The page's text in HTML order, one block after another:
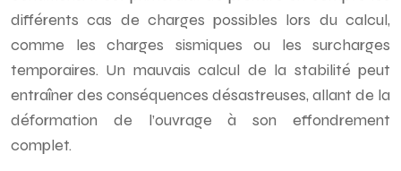
différents cas de charges possibles lors du calcul,
comme les charges sismiques ou les surcharges
temporaires. Un mauvais calcul de la stabilité peut
entraîner des conséquences désastreuses, allant de la
déformation de l’ouvrage à son effondrement
complet.